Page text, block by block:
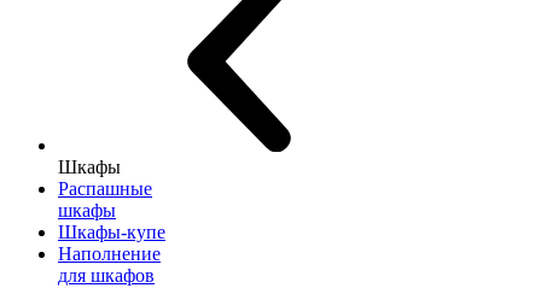
Шкафы
Распашные
шкафы
Шкафы-купе
Наполнение
для шкафов